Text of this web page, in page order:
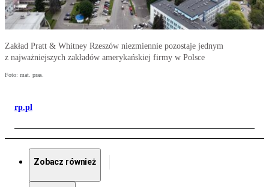
Zakład Pratt & Whitney Rzeszów niezmiennie pozostaje jednym
z najważniejszych zakładów amerykańskiej firmy w Polsce
Foto: mat. pras.
rp.pl
Zobacz również